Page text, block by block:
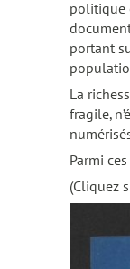
politique
portant
La
fragile,
Parmi
(Cliquez